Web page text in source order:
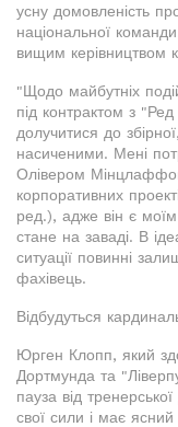
усну домовленість
національної
вищим керівництвом
"Щодо майбутніх
під контрактом з
долучитися до
насиченими. Мені
Олівером
корпоративних
ред.), адже він є
стане на заваді. В
ситуації повинні
фахівець.
Відбудуться
Юрген Клопп, який
Дортмунда та
пауза від
свої сили і має